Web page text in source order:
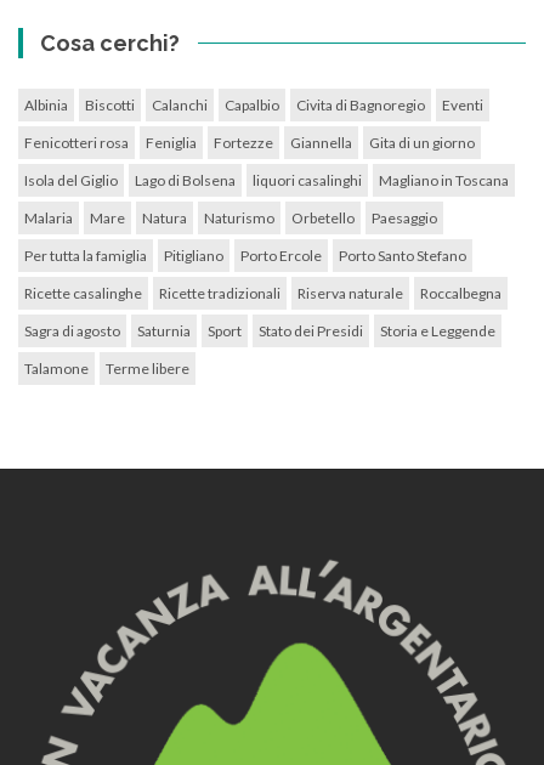
Cosa cerchi?
Albinia Biscotti Calanchi Capalbio Civita di Bagnoregio Eventi
Fenicotteri rosa Feniglia Fortezze Giannella Gita di un giorno
Isola del Giglio Lago di Bolsena liquori casalinghi Magliano in Toscana
Malaria Mare Natura Naturismo Orbetello Paesaggio
Per tutta la famiglia Pitigliano Porto Ercole Porto Santo Stefano
Ricette casalinghe Ricette tradizionali Riserva naturale Roccalbegna
Sagra di agosto Saturnia Sport Stato dei Presidi Storia e Leggende
Talamone Terme libere